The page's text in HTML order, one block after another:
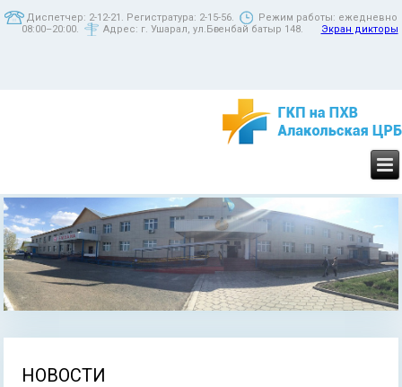
Диспетчер: 2-12-21. Регистратура: 2-15-56.
Режим работы: ежедневно
08:00–20:00.
Адрес: г. Ушарал, ул.Бөгенбай батыр 148. Экран дикторы
НОВОСТИ